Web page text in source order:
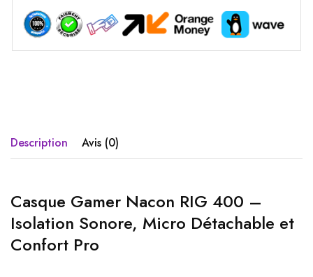
Description Avis (0)
Casque Gamer Nacon RIG 400 –
Isolation Sonore, Micro Détachable et
Confort Pro